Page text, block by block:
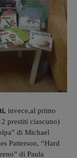
invece,al primo
prestiti ciascuno)
di Michael
Patterson, “Hard
di Paula